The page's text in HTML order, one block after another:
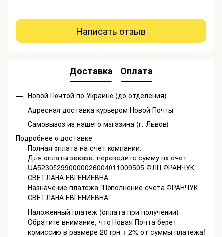
Написать отзыв
Доставка Оплата
Новой Почтой по Украине (до отделения)
Адресная доставка курьером Новой Почты
Самовывоз из нашего магазина (г. Львов)
Подробнее о доставке
Полная оплата на счет компании.
Для оплаты заказа, переведите сумму на счет
UA523052990000026004011009505 ФЛП ФРАНЧУК
СВЕТЛАНА ЕВГЕНИЕВНА
Назначение платежа "Пополнение счета ФРАНЧУК
СВЕТЛАНА ЕВГЕНИЕВНА"
Наложенный платеж (оплата при получении)
Обратите внимание, что Новая Почта берет
комиссию в размере 20 грн + 2% от суммы платежа!